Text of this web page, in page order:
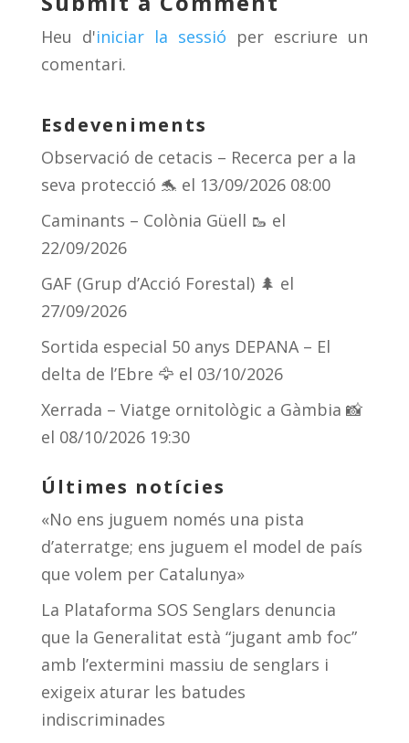
s m te
ix
Heu d'iniciar la sessió per escriure un
comentari.
Esdeveniments
Observació de cetacis – Recerca per a la
seva protecció 🐬 el 13/09/2026 08:00
Caminants – Colònia Güell 🥾 el
22/09/2026
GAF (Grup d’Acció Forestal) 🌲 el
27/09/2026
Sortida especial 50 anys DEPANA – El
delta de l’Ebre 🦅 el 03/10/2026
Xerrada – Viatge ornitològic a Gàmbia 📸
el 08/10/2026 19:30
Últimes notícies
«No ens juguem només una pista
d’aterratge; ens juguem el model de país
que volem per Catalunya»
La Plataforma SOS Senglars denuncia
que la Generalitat està “jugant amb foc”
amb l’extermini massiu de senglars i
exigeix aturar les batudes
indiscriminades